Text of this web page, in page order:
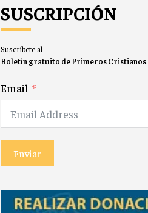
SUSCRIPCIÓN
Suscríbete al
Boletín gratuito de Primeros Cristianos.
Email
Enviar